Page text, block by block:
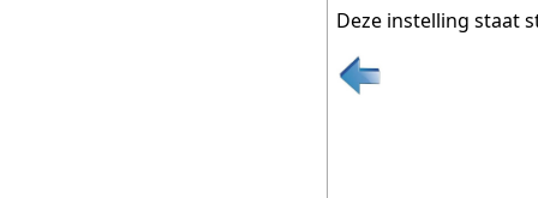
Deze instelling staat